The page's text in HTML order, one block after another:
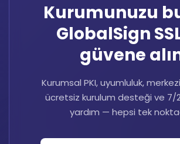
Kurumunuzu
GlobalSign
güvene
Kurumsal PKI, uyumluluk,
ücretsiz kurulum desteği ve 7/
yardım — hepsi tek